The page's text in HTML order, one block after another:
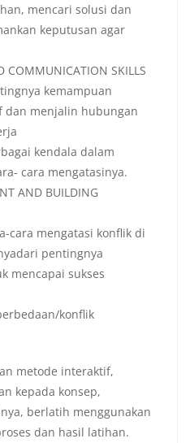
mencari solusi dan
keputusan agar
COMMUNICATION SKILLS
kemampuan
dan menjalin hubungan
kendala dalam
cara mengatasinya.
AND BUILDING
cara mengatasi konflik di
pentingnya
mencapai sukses
konflik
metode interaktif,
kepada konsep,
berlatih menggunakan
dan hasil latihan.